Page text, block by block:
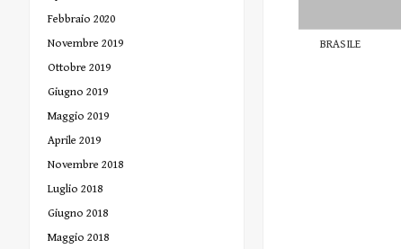
BRASILE
Febbraio 2020
Novembre 2019
Ottobre 2019
Giugno 2019
Maggio 2019
Aprile 2019
Novembre 2018
Luglio 2018
Giugno 2018
Maggio 2018